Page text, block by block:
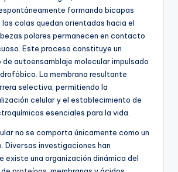
formando bicapas
colas quedan orientadas hacia el
polares permanecen en contacto
Este proceso constituye un
autoensamblaje molecular impulsado
La membrana resultante
selectiva, permitiendo la
celular y el establecimiento de
esenciales para la vida.
no se comporta únicamente como un
Diversas investigaciones han
existe una organización dinámica del